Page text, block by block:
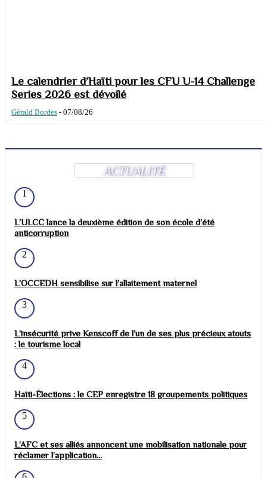
Le calendrier d’Haïti pour les CFU U-14 Challenge
Series 2026 est dévoilé
Gérald Bordes - 07/08/26
ACTUALITÉ
1
L’ULCC lance la deuxième édition de son école d’été
anticorruption
2
L’OCCEDH sensibilise sur l’allaitement maternel
3
L’insécurité prive Kenscoff de l’un de ses plus précieux atouts
: le tourisme local
4
Haïti-Élections : le CEP enregistre 18 groupements politiques
5
L’AFC et ses alliés annoncent une mobilisation nationale pour
réclamer l’application...